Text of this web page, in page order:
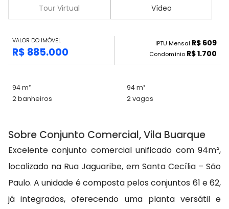
Tour Virtual Vídeo
VALOR DO IMÓVEL
R$ 885.000
IPTU Mensal R$ 609
Condomínio R$ 1.700
94 m²
94 m²
2 banheiros
2 vagas
Sobre Conjunto Comercial, Vila Buarque
Excelente conjunto comercial unificado com 94m²,
localizado na Rua Jaguaribe, em Santa Cecília – São
Paulo. A unidade é composta pelos conjuntos 61 e 62,
já integrados, oferecendo uma planta versátil e